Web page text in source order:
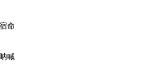
命
喊